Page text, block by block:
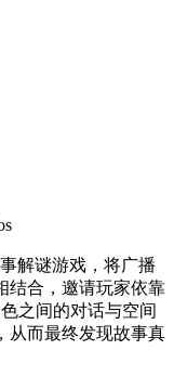
解谜游戏，将广播
结合，邀请玩家依靠
之间的对话与空间
从而最终发现故事真